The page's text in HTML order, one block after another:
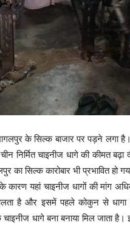
के सिल्क बाजार पर पड़ने लगा
निर्मित चाइनीज धागे की कीमत
सिल्क कारोबार भी प्रभावित हो
यहां चाइनीज धागों की मांग
है और इसमें पहले कोकुन से धागा
धागे बना बनाया मिल जाता है।